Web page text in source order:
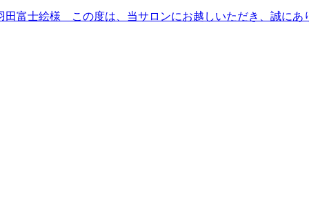
田富士絵様 この度は、当サロンにお越しいただき、誠にあ